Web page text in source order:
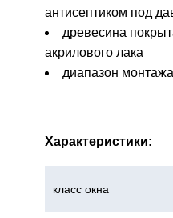
антисептиком под
древесина
акрилового лака
диапазон
Характеристики:
класс окна